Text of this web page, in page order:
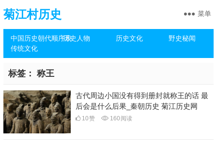
菊江村历史
中国历史朝代顺序表历史人物 历史文化
野史秘闻
传统文化
菜单
标签： 称王
古代周边小国没有得到册封就称王的话 最
后会是什么后果_秦朝历史 菊江历史网
10赞 160 阅读